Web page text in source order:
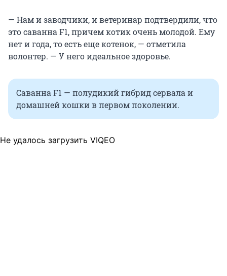
— Нам и заводчики, и ветеринар подтвердили, что
это саванна F1, причем котик очень молодой. Ему
нет и года, то есть еще котенок, — отметила
волонтер. — У него идеальное здоровье.
Саванна F1 — полудикий гибрид сервала и
домашней кошки в первом поколении.
Не удалось загрузить VIQEO